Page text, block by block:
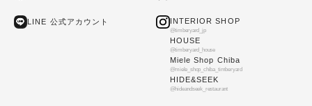
LINE 公式アカウント INTERIOR SHOP
@timberyard_jp
HOUSE
@timberyard_house
Miele Shop Chiba
@miele_shop_chiba_timberyard
HIDE&SEEK
@hideandseek_restaurant